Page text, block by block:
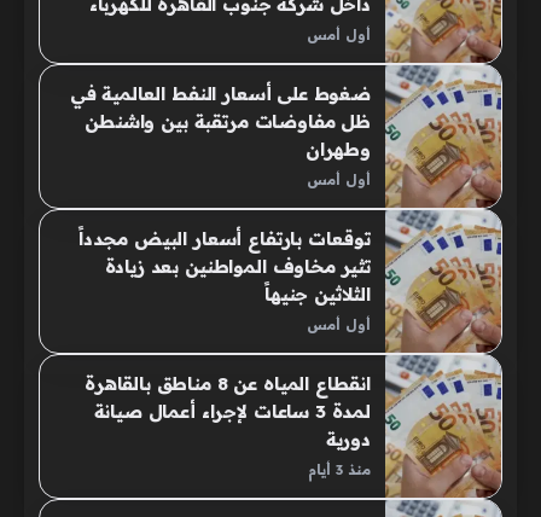
أول أمس
ضغوط على أسعار النفط العالمية في
ظل مفاوضات مرتقبة بين واشنطن
وطهران
أول أمس
توقعات بارتفاع أسعار البيض مجدداً
تثير مخاوف المواطنين بعد زيادة
الثلاثين جنيهاً
أول أمس
انقطاع المياه عن 8 مناطق بالقاهرة
لمدة 3 ساعات لإجراء أعمال صيانة
دورية
منذ 3 أيام